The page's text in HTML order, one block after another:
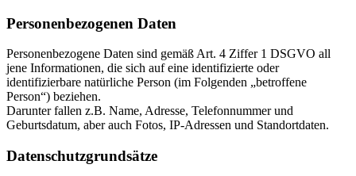
Personenbezogenen Daten
Personenbezogene Daten sind gemäß Art. 4 Ziffer 1 DSGVO all
jene Informationen, die sich auf eine identifizierte oder
identifizierbare natürliche Person (im Folgenden „betroffene
Person“) beziehen.
Darunter fallen z.B. Name, Adresse, Telefonnummer und
Geburtsdatum, aber auch Fotos, IP-Adressen und Standortdaten.
Datenschutzgrundsätze